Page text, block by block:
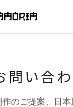
問い合
作のご提案、日